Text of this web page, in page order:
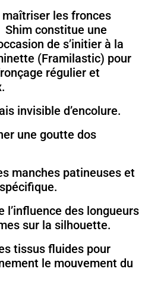
les fronces
constitue une
de s’initier à la
(Framilastic) pour
régulier et
invisible d’encolure.
une goutte dos
manches patineuses et
l’influence des longueurs
sur la silhouette.
tissus fluides pour
le mouvement du